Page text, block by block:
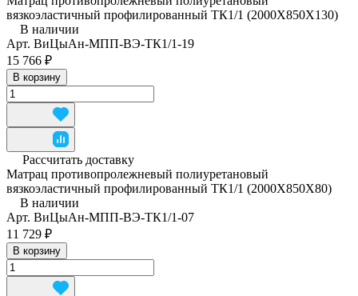
вязкоэластичный профилированный ТК1/1 (2000Х850Х130)
В наличии
Арт. ВиЦыАн-МПП-ВЭ-ТК1/1-19
15 766 ₽
В корзину
Рассчитать доставку
Матрац противопролежневый полиуретановый
вязкоэластичный профилированный ТК1/1 (2000Х850Х80)
В наличии
Арт. ВиЦыАн-МПП-ВЭ-ТК1/1-07
11 729 ₽
В корзину